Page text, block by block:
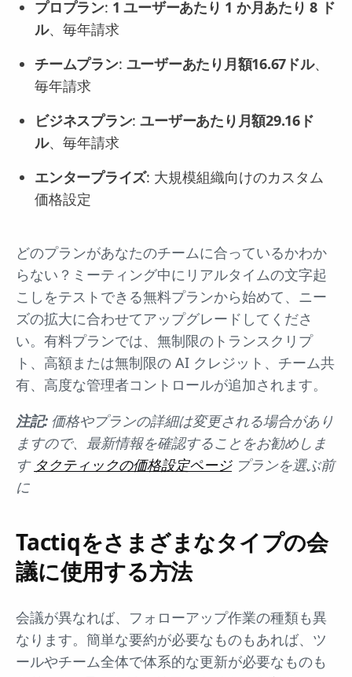
プロプラン: 1 ユーザーあたり 1 か月あたり 8 ド
ル、毎年請求
チームプラン: ユーザーあたり月額16.67ドル、
毎年請求
ビジネスプラン:ユーザーあたり月額29.16ド
ル、毎年請求
エンタープライズ: 大規模組織向けのカスタム
価格設定
どのプランがあなたのチームに合っているかわか
らない？ミーティング中にリアルタイムの文字起
こしをテストできる無料プランから始めて、ニー
ズの拡大に合わせてアップグレードしてくださ
い。有料プランでは、無制限のトランスクリプ
ト、高額または無制限の AI クレジット、チーム共
有、高度な管理者コントロールが追加されます。
注記: 価格やプランの詳細は変更される場合があり
ますので、最新情報を確認することをお勧めしま
す タクティックの価格設定ページプランを選ぶ前
に
Tactiqをさまざまなタイプの会
議に使用する方法
会議が異なれば、フォローアップ作業の種類も異
なります。簡単な要約が必要なものもあれば、ツ
ールやチーム全体で体系的な更新が必要なものも